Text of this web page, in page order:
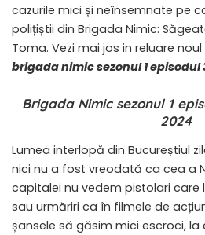
cazurile mici și neînsemnate pe
polițiștii din Brigada Nimic:
Toma. Vezi mai jos in reluare
brigada nimic sezonul 1 episodul
Brigada Nimic sezonul 1
2024
Lumea interlopă din Bucureștiul
nici nu a fost vreodată ca cea a
capitalei nu vedem pistolari care
sau urmăriri ca în filmele de
șansele să găsim mici escroci, la